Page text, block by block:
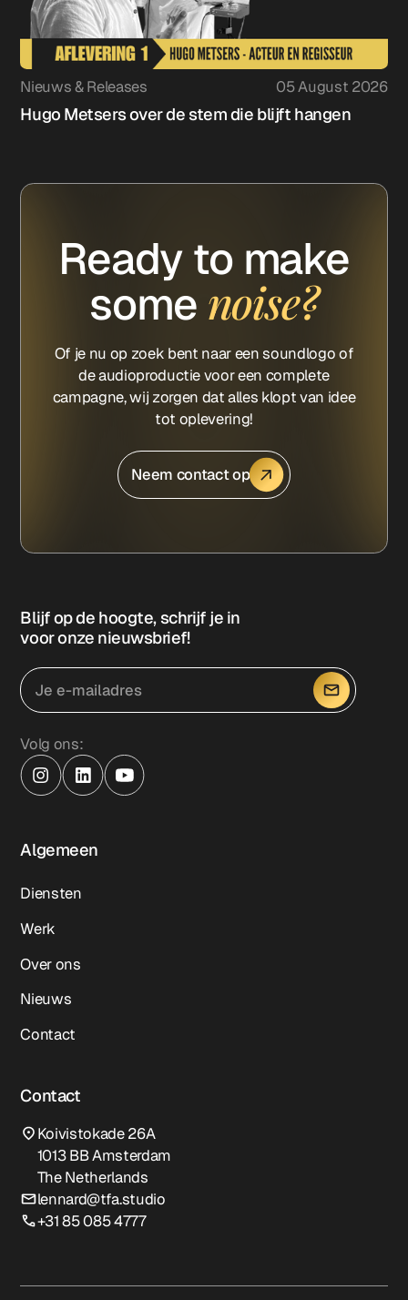
Nieuws & Releases 05 August 2026
Hugo Metsers over de stem die blijft hangen
Ready to make
some noise?
Of je nu op zoek bent naar een soundlogo of
de audioproductie voor een complete
campagne, wij zorgen dat alles klopt van idee
tot oplevering!
Neem contact op
Blijf op de hoogte, schrijf je in
voor onze nieuwsbrief!
Volg ons:
Algemeen
Diensten
Werk
Over ons
Nieuws
Contact
Contact
Koivistokade 26A
1013 BB Amsterdam
The Netherlands
lennard@tfa.studio
+31 85 085 4777